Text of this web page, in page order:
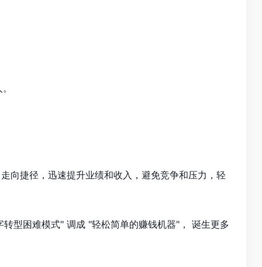
向捷径，迅速提升业绩和收入，避免竞争和压力，轻
型困难模式" 调成 "轻松简单的赚钱机器"， 诞生更多